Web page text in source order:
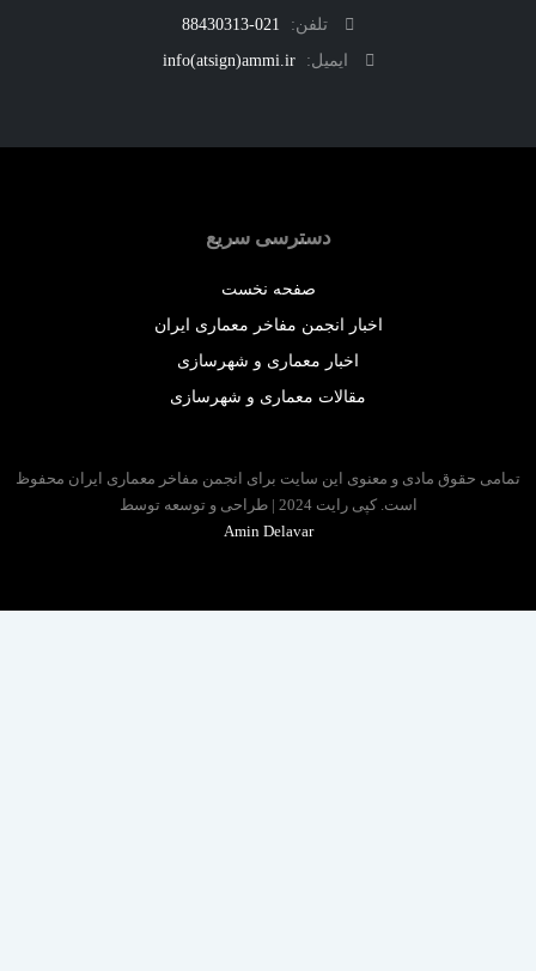
تلفن:
021-88430313
ایمیل:
info(atsign)ammi.ir
دسترسی سریع
صفحه نخست
اخبار انجمن مفاخر معماری ایران
اخبار معماری و شهرسازی
مقالات معماری و شهرسازی
حقوق مادی و معنوی این سایت برای انجمن مفاخر معماری ایران محفوظ
است. کپی رایت 2024 | طراحی و توسعه توسط
Amin Delavar